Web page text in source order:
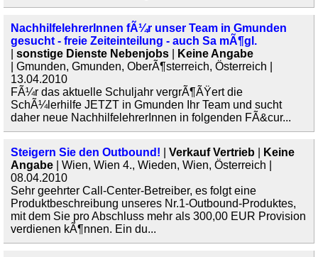
NachhilfelehrerInnen fÃ¼r unser Team in Gmunden
gesucht - freie Zeiteinteilung - auch Sa mÃ¶gl.
sonstige Dienste Nebenjobs
Keine Angabe
| Gmunden, Gmunden, OberÃ¶sterreich, Österreich |
13.04.2010
FÃ¼r das aktuelle Schuljahr vergrÃ¶ÃŸert die
SchÃ¼lerhilfe JETZT in Gmunden Ihr Team und sucht
daher neue NachhilfelehrerInnen in folgenden FÃ&cur...
Steigern Sie den Outbound! Verkauf Vertrieb
Keine
Angabe | Wien, Wien 4., Wieden, Wien, Österreich |
08.04.2010
Sehr geehrter Call-Center-Betreiber, es folgt eine
Produktbeschreibung unseres Nr.1-Outbound-Produktes,
mit dem Sie pro Abschluss mehr als 300,00 EUR Provision
verdienen kÃ¶nnen. Ein du...